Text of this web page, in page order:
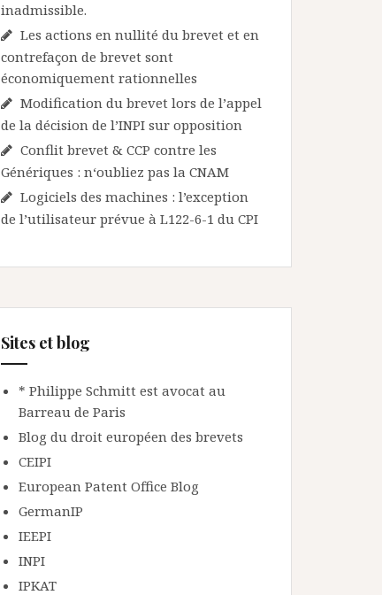
inadmissible.
Les actions en nullité du brevet et en
contrefaçon de brevet sont
économiquement rationnelles
Modification du brevet lors de l’appel
de la décision de l’INPI sur opposition
Conflit brevet & CCP contre les
Génériques : n‘oubliez pas la CNAM
Logiciels des machines : l’exception
de l’utilisateur prévue à L122-6-1 du CPI
Sites et blog
* Philippe Schmitt est avocat au
Barreau de Paris
Blog du droit européen des brevets
CEIPI
European Patent Office Blog
GermanIP
IEEPI
INPI
IPKAT